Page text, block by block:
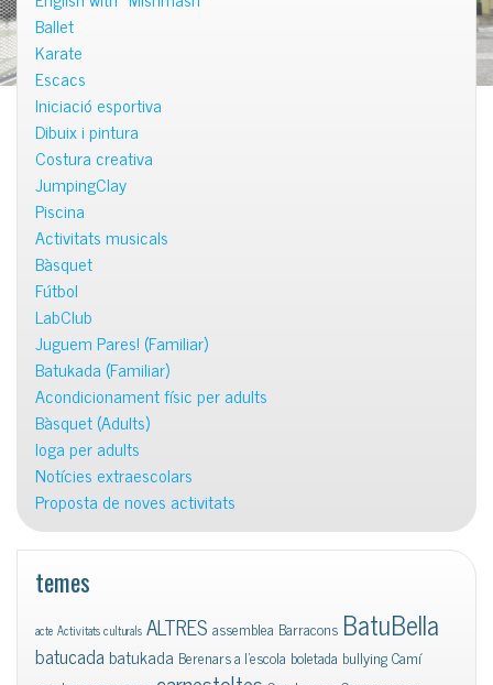
Ballet
Karate
Escacs
Iniciació esportiva
Dibuix i pintura
Costura creativa
JumpingClay
Piscina
Activitats musicals
Bàsquet
Fútbol
LabClub
Juguem Pares! (Familiar)
Batukada (Familiar)
Acondicionament físic per adults
Bàsquet (Adults)
Ioga per adults
Notícies extraescolars
Proposta de noves activitats
temes
acte Activitats culturals ALTRES assemblea Barracons BatuBella
batucadabatukada Berenars a l'escola boletada bullyingCamí